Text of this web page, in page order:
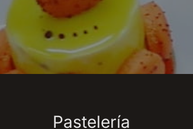
Pastelería